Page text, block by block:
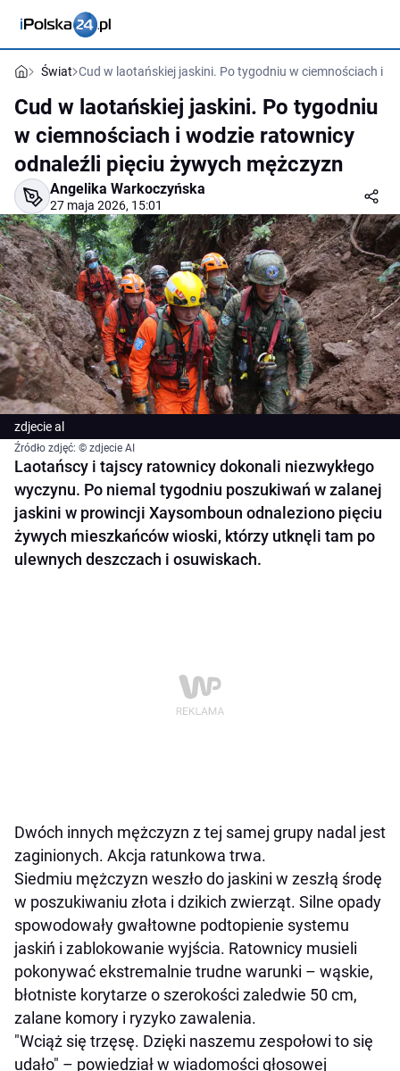
Świat Cud w laotańskiej jaskini. Po tygodniu w ciemnościach i
Cud w laotańskiej jaskini. Po tygodniu
w ciemnościach i wodzie ratownicy
odnaleźli pięciu żywych mężczyzn
Angelika Warkoczyńska
27 maja 2026, 15:01
zdjecie al
Źródło zdjęć: © zdjecie AI
Laotańscy i tajscy ratownicy dokonali niezwykłego
wyczynu. Po niemal tygodniu poszukiwań w zalanej
jaskini w prowincji Xaysomboun odnaleziono pięciu
żywych mieszkańców wioski, którzy utknęli tam po
ulewnych deszczach i osuwiskach.
Dwóch innych mężczyzn z tej samej grupy nadal jest
zaginionych. Akcja ratunkowa trwa.
Siedmiu mężczyzn weszło do jaskini w zeszłą środę
w poszukiwaniu złota i dzikich zwierząt. Silne opady
spowodowały gwałtowne podtopienie systemu
jaskiń i zablokowanie wyjścia. Ratownicy musieli
pokonywać ekstremalnie trudne warunki – wąskie,
błotniste korytarze o szerokości zaledwie 50 cm,
zalane komory i ryzyko zawalenia.
"Wciąż się trzęsę. Dzięki naszemu zespołowi to się
udało" – powiedział w wiadomości głosowej